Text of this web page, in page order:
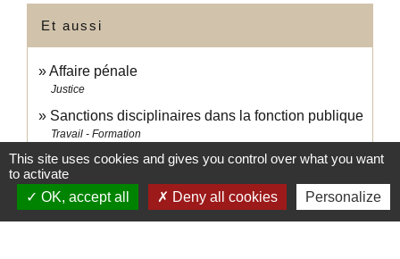
Et aussi
Affaire pénale
Justice
Sanctions disciplinaires dans la fonction publique
Travail - Formation
Signaler une erreur sur cette page
This site uses cookies and gives you control over what you want
to activate
OK, accept all
Deny all cookies Personalize